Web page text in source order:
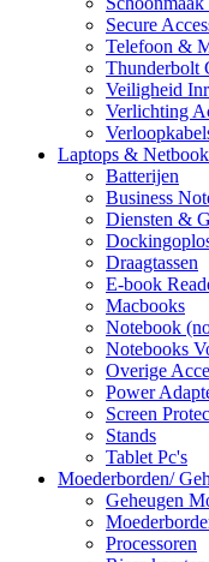
Secure
Telefoon &
Thunderbolt
Veiligheid
Verlichting
Laptops &
Batterijen
Business
Diensten &
Draagtassen
E-book
Macbooks
Notebook
Notebooks
Overige
Power
Screen
Stands
Tablet Pc's
Moederborden/
Geheugen
Processoren